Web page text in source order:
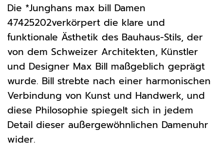
Die *Junghans max bill Damen
47425202verkörpert die klare und
funktionale Ästhetik des Bauhaus-Stils, der
von dem Schweizer Architekten, Künstler
und Designer Max Bill maßgeblich geprägt
wurde. Bill strebte nach einer harmonischen
Verbindung von Kunst und Handwerk, und
diese Philosophie spiegelt sich in jedem
Detail dieser außergewöhnlichen Damenuhr
wider.